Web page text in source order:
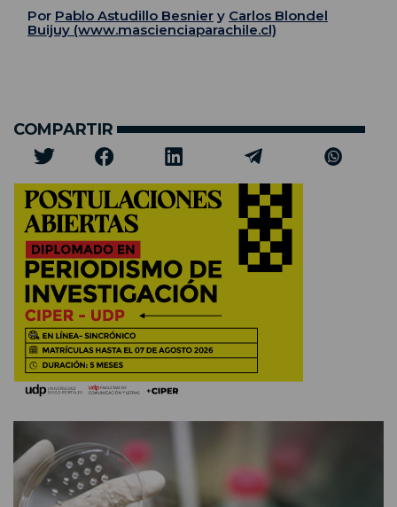
Por Pablo Astudillo Besnier y Carlos Blondel
Buijuy (www.mascienciaparachile.cl)
COMPARTIR